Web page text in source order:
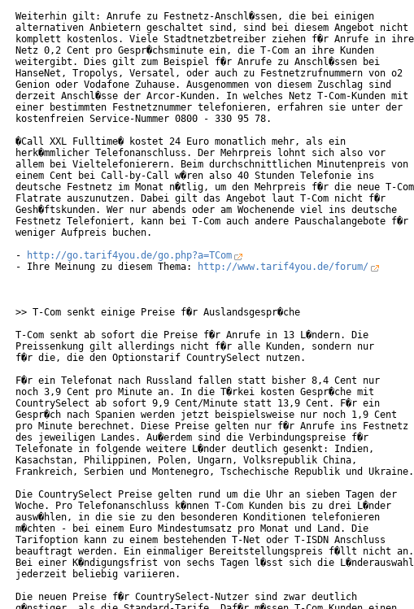
Weiterhin gilt: Anrufe zu Festnetz-Anschl�ssen, die bei einigen
alternativen Anbietern geschaltet sind, sind bei diesem Angebot nicht
komplett kostenlos. Viele Stadtnetzbetreiber ziehen f�r Anrufe in ihre
Netz 0,2 Cent pro Gespr�chsminute ein, die T-Com an ihre Kunden
weitergibt. Dies gilt zum Beispiel f�r Anrufe zu Anschl�ssen bei
HanseNet, Tropolys, Versatel, oder auch zu Festnetzrufnummern von o2
Genion oder Vodafone Zuhause. Ausgenommen von diesem Zuschlag sind
derzeit Anschl�sse der Arcor-Kunden. In welches Netz T-Com-Kunden mit
einer bestimmten Festnetznummer telefonieren, erfahren sie unter der
kostenfreien Service-Nummer 0800 - 330 95 78.
�Call XXL Fulltime� kostet 24 Euro monatlich mehr, als ein
herk�mmlicher Telefonanschluss. Der Mehrpreis lohnt sich also vor
allem bei Vieltelefonierern. Beim durchschnittlichen Minutenpreis von
einem Cent bei Call-by-Call w�ren also 40 Stunden Telefonie ins
deutsche Festnetz im Monat n�tlig, um den Mehrpreis f�r die neue T-Com
Flatrate auszunutzen. Dabei gilt das Angebot laut T-Com nicht f�r
Gesh�ftskunden. Wer nur abends oder am Wochenende viel ins deutsche
Festnetz Telefoniert, kann bei T-Com auch andere Pauschalangebote f�r
weniger Aufpreis buchen.
-
http://go.tarif4you.de/go.php?a=TCom
- Ihre Meinung zu diesem Thema:
http://www.tarif4you.de/forum/
>> T-Com senkt einige Preise f�r Auslandsgespr�che
T-Com senkt ab sofort die Preise f�r Anrufe in 13 L�ndern. Die
Preissenkung gilt allerdings nicht f�r alle Kunden, sondern nur
f�r die, die den Optionstarif CountrySelect nutzen.
F�r ein Telefonat nach Russland fallen statt bisher 8,4 Cent nur
noch 3,9 Cent pro Minute an. In die T�rkei kosten Gespr�che mit
CountrySelect ab sofort 9,9 Cent/Minute statt 13,9 Cent. F�r ein
Gespr�ch nach Spanien werden jetzt beispielsweise nur noch 1,9 Cent
pro Minute berechnet. Diese Preise gelten nur f�r Anrufe ins Festnetz
des jeweiligen Landes. Au�erdem sind die Verbindungspreise f�r
Telefonate in folgende weitere L�nder deutlich gesenkt: Indien,
Kasachstan, Philippinen, Polen, Ungarn, Volksrepublik China,
Frankreich, Serbien und Montenegro, Tschechische Republik und Ukraine.
Die CountrySelect Preise gelten rund um die Uhr an sieben Tagen der
Woche. Pro Telefonanschluss k�nnen T-Com Kunden bis zu drei L�nder
ausw�hlen, in die sie zu den besonderen Konditionen telefonieren
m�chten - bei einem Euro Mindestumsatz pro Monat und Land. Die
Tarifoption kann zu einem bestehenden T-Net oder T-ISDN Anschluss
beauftragt werden. Ein einmaliger Bereitstellungspreis f�llt nicht an.
Bei einer K�ndigungsfrist von sechs Tagen l�sst sich die L�nderauswahl
jederzeit beliebig variieren.
Die neuen Preise f�r CountrySelect-Nutzer sind zwar deutlich